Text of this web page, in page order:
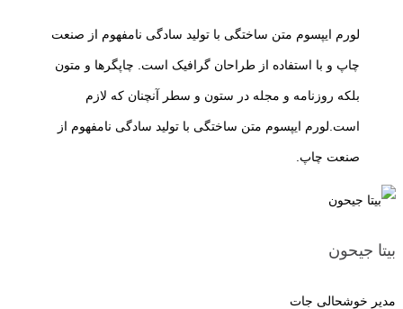
لورم ایپسوم متن ساختگی با تولید سادگی نامفهوم از صنعت
چاپ و با استفاده از طراحان گرافیک است. چاپگرها و متون
بلکه روزنامه و مجله در ستون و سطر آنچنان که لازم
است.لورم ایپسوم متن ساختگی با تولید سادگی نامفهوم از
صنعت چاپ.
بیتا جیحون
مدیر خوشحالی جات